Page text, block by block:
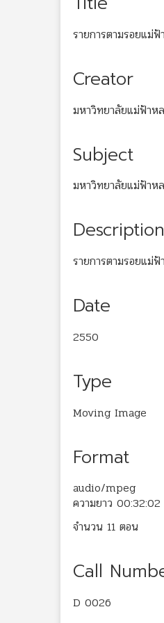
รายการตามรอยแม่ฟ้
Creator
มหาวิทยาลัยแม่ฟ้าห
Subject
มหาวิทยาลัยแม่ฟ้าห
Description
รายการตามรอยแม่
Date
2550
Type
Moving Image
Format
audio/mpeg
ความยาว
จำนวน 11 ตอน
Call
D 0026